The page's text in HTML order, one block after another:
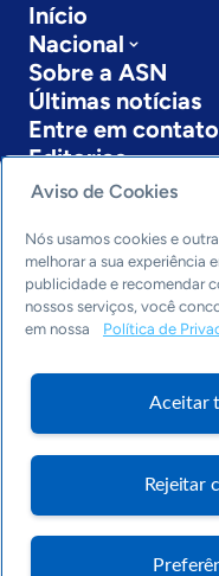
Início
Nacional
Sobre a ASN
Últimas notícias
Entre em contato
Editorias
Economia &
Inovação &
Cultura
Dados
Arquivo
Aviso de Cookies
Nós usamos cookies e
melhorar a sua experiência
publicidade e recomendar
nossos serviços, você
em nossa
Política de
Aceitar
Rejeitar